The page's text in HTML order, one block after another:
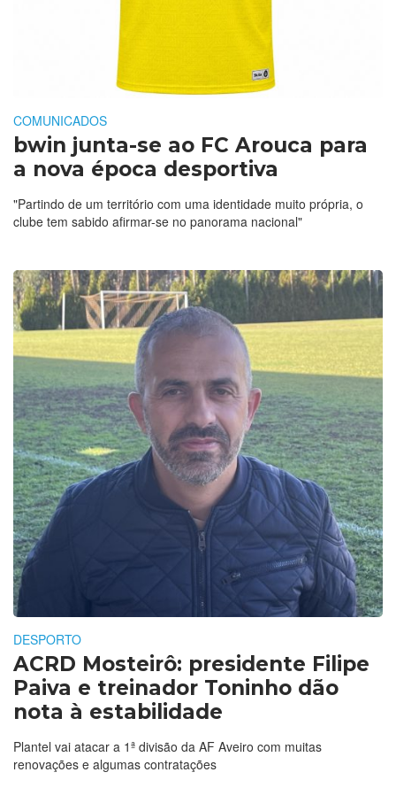
COMUNICADOS
bwin junta-se ao FC Arouca para
a nova época desportiva
"Partindo de um território com uma identidade muito própria, o
clube tem sabido afirmar-se no panorama nacional"
DESPORTO
ACRD Mosteirô: presidente Filipe
Paiva e treinador Toninho dão
nota à estabilidade
Plantel vai atacar a 1ª divisão da AF Aveiro com muitas
renovações e algumas contratações